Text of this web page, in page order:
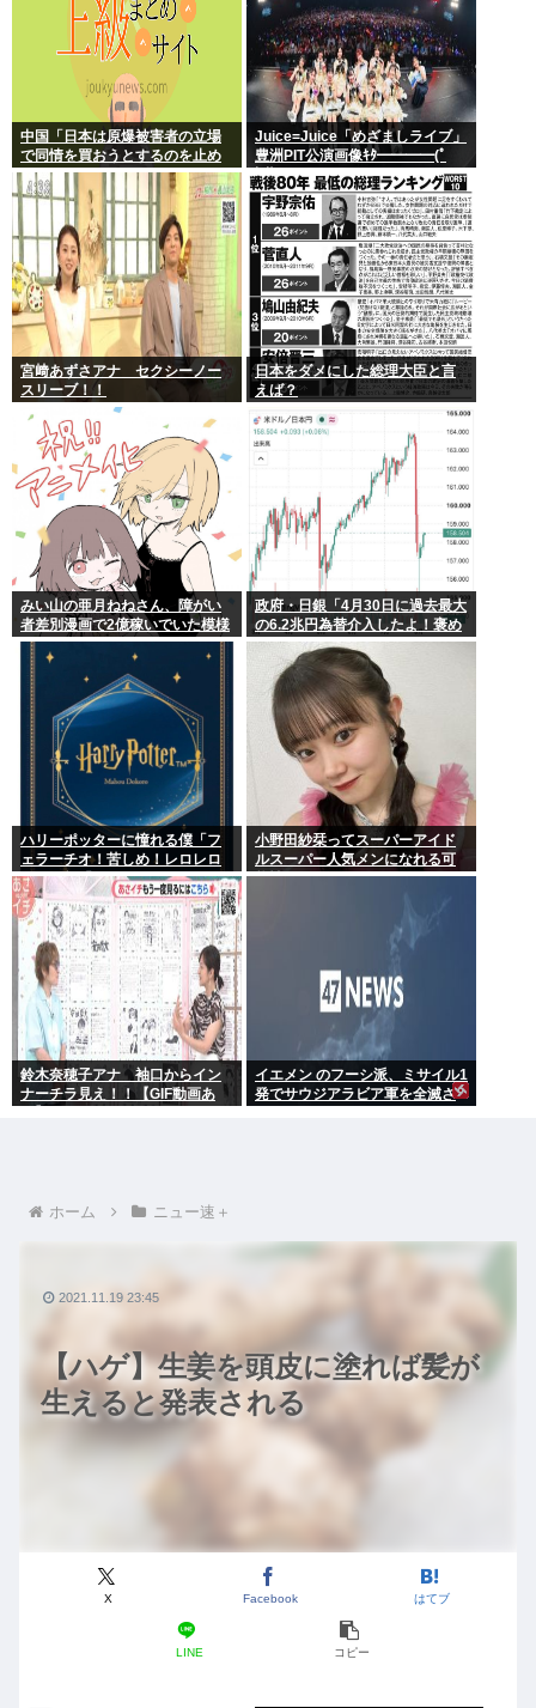
中国「日本は原爆被害者の立場
で同情を買おうとするのを止め
ろ」
Juice=Juice「めざましライブ」
豊洲PIT公演画像ｷﾀ━━━━(ﾟ
∀ﾟ)━━━━!!
宮﨑あずさアナ セクシーノー
スリーブ！！
日本をダメにした総理大臣と言
えば？
みい山の亜月ねねさん、障がい
者差別漫画で2億稼いでいた模様
www
政府・日銀「4月30日に過去最大
の6.2兆円為替介入したよ！褒め
てよ！」
ハリーポッターに憧れる僕「フ
ェラーチオ！苦しめ！レロレロ
レロ」敵「うっ 」
小野田紗栞ってスーパーアイド
ルスーパー人気メンになれる可
能性あったよな？
鈴木奈穂子アナ 袖口からイン
ナーチラ見え！！【GIF動画あ
イエメン のフーシ派、ミサイル1
発でサウジアラビア軍を全滅さ
ホーム ニュー速＋
【ハゲ】生姜を頭皮に塗れば髪が
生えると発表される
X Facebook はてブ
LINE コピー
2021.11.19 23:45